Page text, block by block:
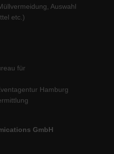
Auswahl
etc.)
für
Hamburg
GmbH